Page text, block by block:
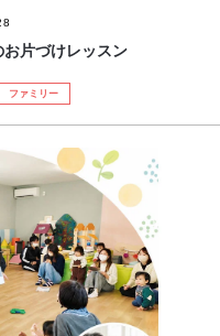
片づけレッスン
ファミリー